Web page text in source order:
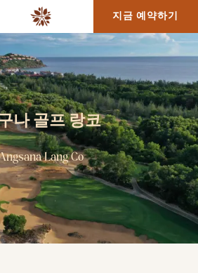
지금 예약하기
나 골프 랑코
Lang Co